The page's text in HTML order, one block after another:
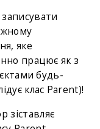
яке
працює як з
будь-
клас Parent)!
зіставляє